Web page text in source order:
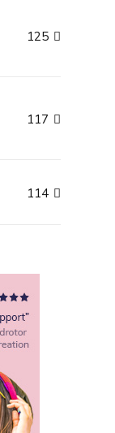
125
117
114